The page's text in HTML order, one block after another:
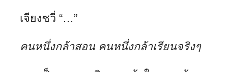
เจียงซวี่ “…”
คนหนึ่งกล้าสอน คนหนึ่งกล้าเรียนจริงๆ